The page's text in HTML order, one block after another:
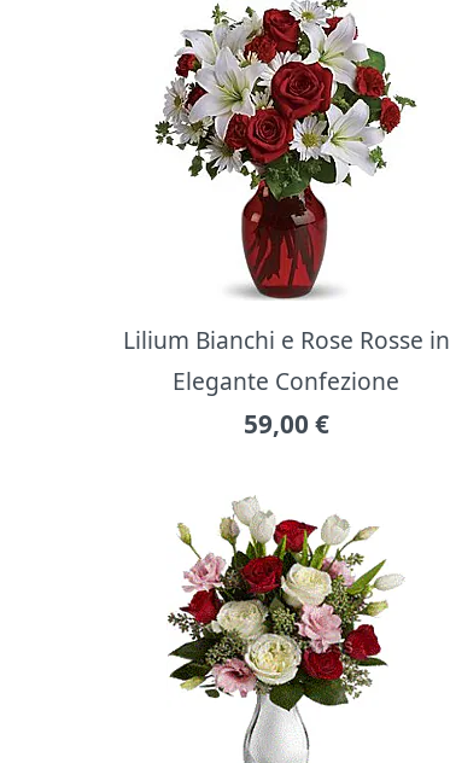
Lilium Bianchi e Rose Rosse in
Elegante Confezione
59,00 €